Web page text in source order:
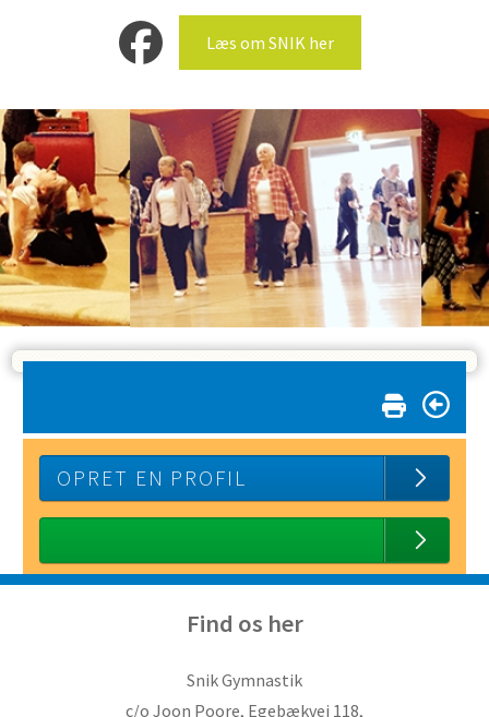
Læs om SNIK her
OPRET EN PROFIL
Find os her
Snik Gymnastik
c/o Joon Poore, Egebækvej 118,